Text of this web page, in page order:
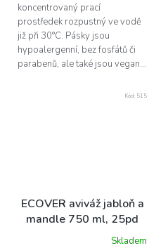
koncentrovaný prací
prostředek rozpustný ve vodě
již při 30°C. Pásky jsou
hypoalergenní, bez fosfátů či
parabenů, ale také jsou vegan...
ECOVER aviváž jabloň a
mandle 750 ml, 25pd
Skladem
Kód: 515